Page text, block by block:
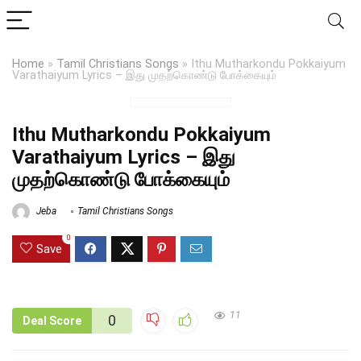
Home » Tamil Christians Songs » Ithu Mutharkondu Pokkaiyum
Varathaiyum Lyrics – இது முதற்கொண்டு போக்கையும்
Ithu Mutharkondu Pokkaiyum
Varathaiyum Lyrics – இது
முதற்கொண்டு போக்கையும்
Jeba Tamil Christians Songs
Save
0
Deal Score 0 11